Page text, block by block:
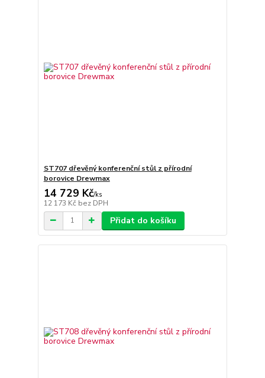
ST707 dřevěný konferenční stůl z přírodní
borovice Drewmax
14 729 Kč/ks
12 173 Kč bez DPH
Přidat do košíku